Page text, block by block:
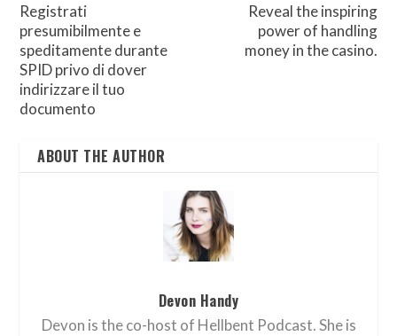
Registrati
presumibilmente e
speditamente durante
SPID privo di dover
indirizzare il tuo
documento
Reveal the inspiring
power of handling
money in the casino.
ABOUT THE AUTHOR
Devon Handy
Devon is the co-host of Hellbent Podcast. She is